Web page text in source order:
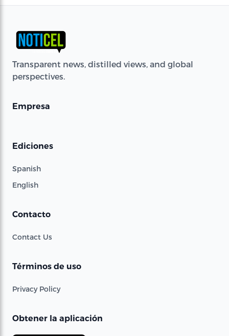
Transparent news, distilled views, and global
perspectives.
Empresa
Ediciones
Spanish
English
Contacto
Contact Us
Términos de uso
Privacy Policy
Obtener la aplicación